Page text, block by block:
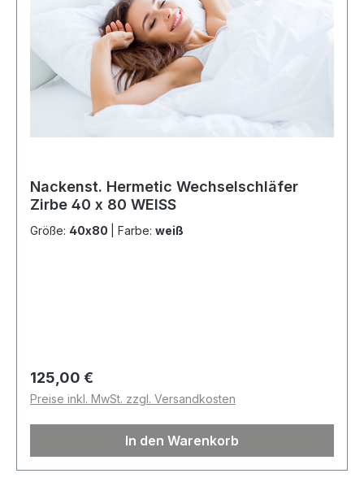
Nackenst. Hermetic Wechselschläfer
Zirbe 40 x 80 WEISS
Größe: 40x80 Farbe: weiß
Regulärer Preis:
125,00 €
Preise inkl. MwSt. zzgl. Versandkosten
In den Warenkorb